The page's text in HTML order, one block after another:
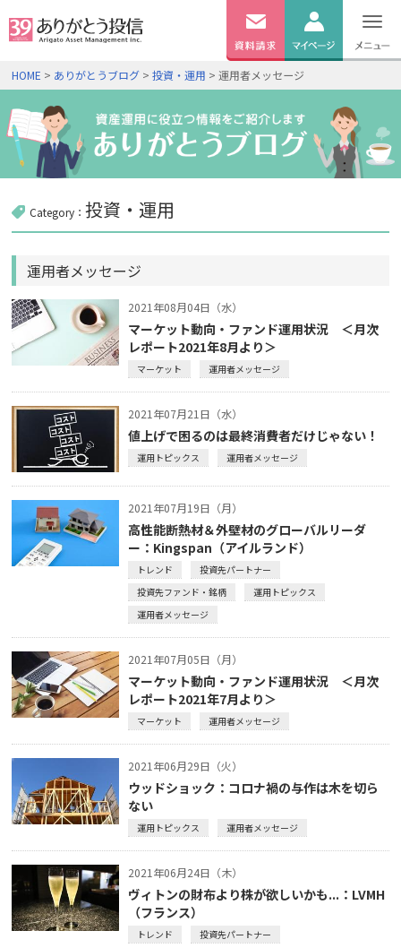
無料資料
請求
ログイン
HOME > ありがとうブログ >投資・運用 > 運用者メッセージ
Category：投資・運用
運用者メッセージ
2021年08月04日（水）
マーケット動向・ファンド運用状況 ＜月次
レポート2021年8月より＞
マーケット 運用者メッセージ
2021年07月21日（水）
値上げで困るのは最終消費者だけじゃない！
運用トピックス 運用者メッセージ
2021年07月19日（月）
高性能断熱材＆外壁材のグローバルリーダ
ー：Kingspan（アイルランド）
トレンド
投資先パートナー
投資先ファンド・銘柄
運用トピックス
運用者メッセージ
2021年07月05日（月）
マーケット動向・ファンド運用状況 ＜月次
レポート2021年7月より＞
マーケット 運用者メッセージ
2021年06月29日（火）
ウッドショック：コロナ禍の与作は木を切ら
ない
運用トピックス 運用者メッセージ
2021年06月24日（木）
ヴィトンの財布より株が欲しいかも...：LVMH
（フランス）
トレンド
投資先パートナー